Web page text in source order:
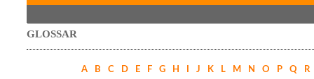
GLOSSAR
A B C D E F G H J K L M N O P Q R